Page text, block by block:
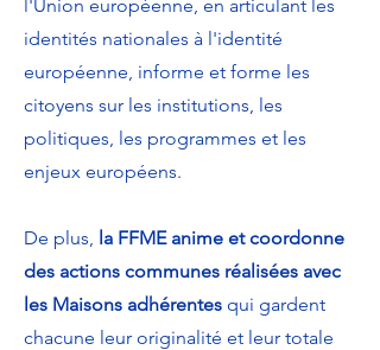
l'Union européenne, en articulant les
identités nationales à l'identité
européenne, informe et forme les
citoyens sur les institutions, les
politiques, les programmes et les
enjeux européens.
De plus, la FFME anime et coordonne
des actions communes réalisées avec
les Maisons adhérentes qui gardent
chacune leur originalité et leur totale